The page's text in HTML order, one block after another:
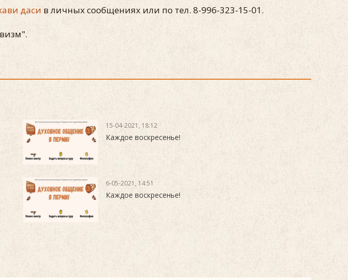
даси в личных сообщениях или по тел. 8-996-323-15-01.
15-04-2021, 18:12
Каждое воскресенье!
6-05-2021, 14:51
Каждое воскресенье!